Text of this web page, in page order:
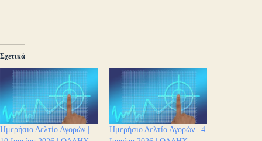
Σχετικά
Ημερήσιο Δελτίο Αγορών |
Ημερήσιο Δελτίο Αγορών | 4